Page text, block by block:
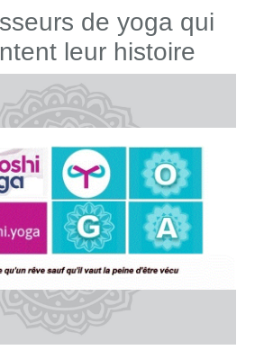
de yoga qui
leur histoire